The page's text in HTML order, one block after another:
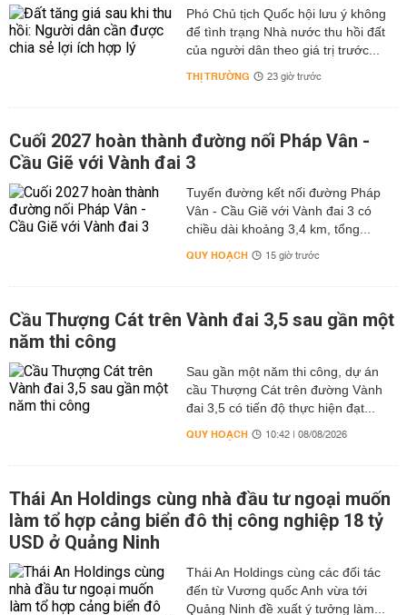
Phó Chủ tịch Quốc hội lưu ý không
để tình trạng Nhà nước thu hồi đất
của người dân theo giá trị trước...
THỊ TRƯỜNG 23 giờ trước
Cuối 2027 hoàn thành đường nối Pháp Vân -
Cầu Giẽ với Vành đai 3
Tuyến đường kết nối đường Pháp
Vân - Cầu Giẽ với Vành đai 3 có
chiều dài khoảng 3,4 km, tổng...
QUY HOẠCH 15 giờ trước
Cầu Thượng Cát trên Vành đai 3,5 sau gần một
năm thi công
Sau gần một năm thi công, dự án
cầu Thượng Cát trên đường Vành
đai 3,5 có tiến độ thực hiện đạt...
QUY HOẠCH 10:42 | 08/08/2026
Thái An Holdings cùng nhà đầu tư ngoại muốn
làm tổ hợp cảng biển đô thị công nghiệp 18 tỷ
USD ở Quảng Ninh
Thái An Holdings cùng các đối tác
đến từ Vương quốc Anh vừa tới
Quảng Ninh đề xuất ý tưởng làm...